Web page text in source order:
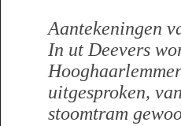
Aantekeningen
In ut Deevers
uitgesproken,
stoomtram